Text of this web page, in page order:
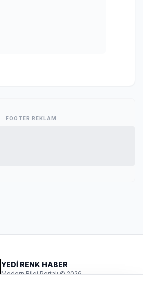
FOOTER REKLAM
YEDİ RENK HABER
Modern Bilgi Portalı © 2026